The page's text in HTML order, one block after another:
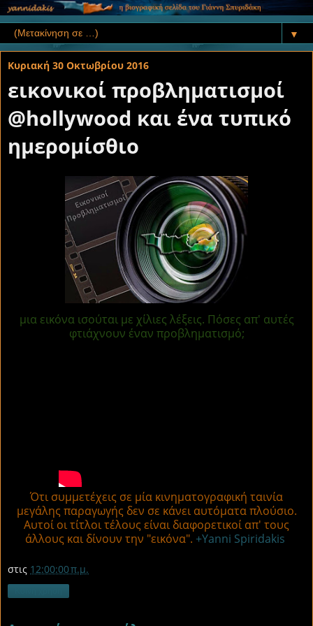
▼
Κυριακή 30 Οκτωβρίου 2016
εικονικοί προβληματισμοί
@hollywood και ένα τυπικό
ημερομίσθιο
μια εικόνα ισούται με χίλιες λέξεις. Πόσες απ' αυτές
φτιάχνουν έναν προβληματισμό;
Ότι συμμετέχεις σε μία κινηματογραφική ταινία
μεγάλης παραγωγής δεν σε κάνει αυτόματα πλούσιο.
Αυτοί οι τίτλοι τέλους είναι διαφορετικοί απ' τους
άλλους και δίνουν την "εικόνα". +Yanni Spiridakis
στις 12:00:00 π.μ.